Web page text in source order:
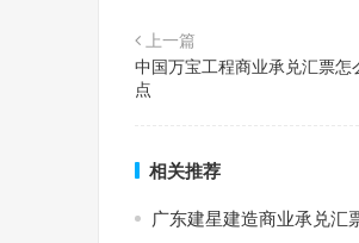
上一篇
中国万宝工程商业承兑汇票
点
相关推荐
广东建星建造商业承兑汇